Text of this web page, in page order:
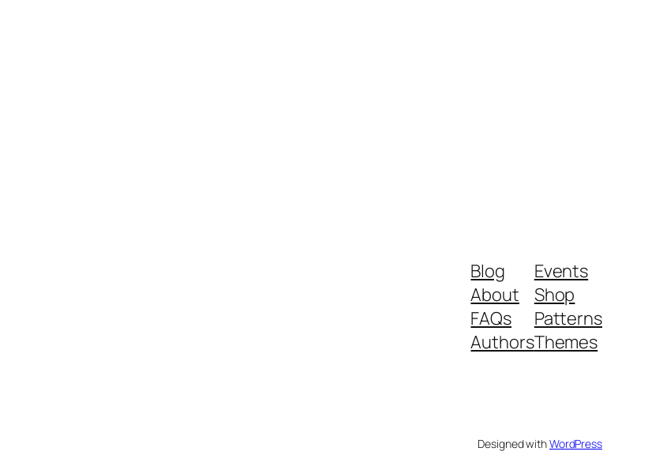
Blog
About
FAQs
Authors
Events
Shop
Patterns
Themes
Designed withWordPress